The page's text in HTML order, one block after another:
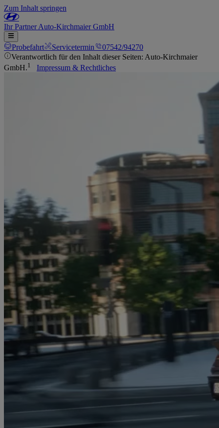
Zum Inhalt springen
IhrPartnerAuto-Kirchmaier GmbH
Probefahrt Servicetermin
07542/94270
Verantwortlich für den Inhalt dieser Seiten: Auto-Kirchmaier
GmbH.1 Impressum & Rechtliches